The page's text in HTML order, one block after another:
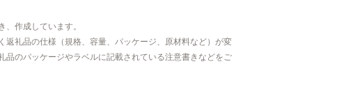
作成しています。
返礼品の仕様（規格、容量、パッケージ、原材料など）が変
品のパッケージやラベルに記載されている注意書きなどをご